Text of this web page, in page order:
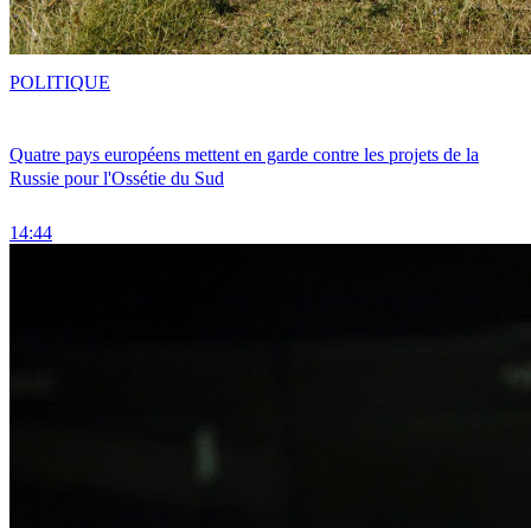
Quatre pays européens mettent en garde contre les projets de la
Russie pour l'Ossétie du Sud
14:44
POLITIQUE